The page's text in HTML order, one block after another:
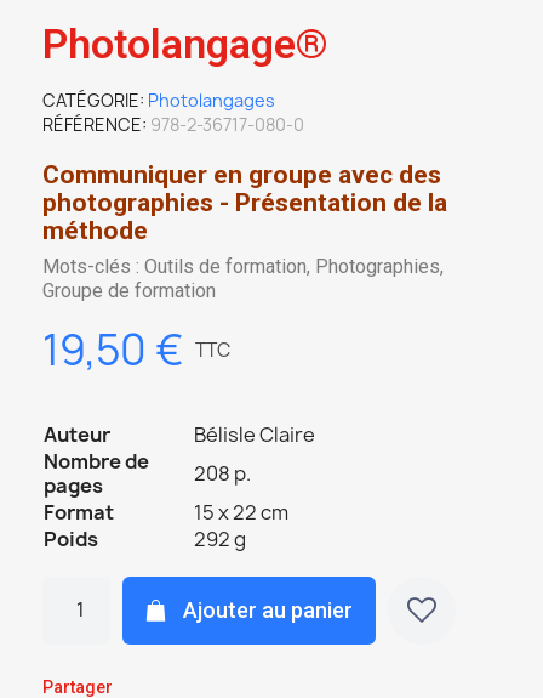
Photolangage®
CATÉGORIE Photolangages
RÉFÉRENCE 978-2-36717-080-0
Communiquer en groupe avec des
photographies - Présentation de la
méthode
Mots-clés : Outils de formation, Photographies,
Groupe de formation
19,50 € TTC
Auteur
Bélisle Claire
Nombre de
pages
208 p.
Format
15 x 22 cm
Poids
292 g
Ajouter au panier
Partager